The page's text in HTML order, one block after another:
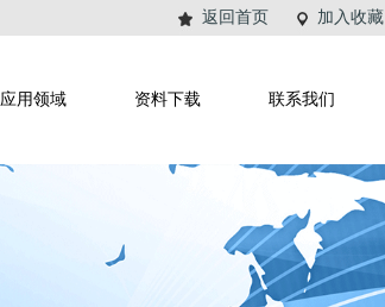
返回首页 加入收藏
应用领域 资料下载 联系我们